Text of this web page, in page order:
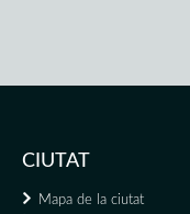
CIUTAT
Mapa de la ciutat